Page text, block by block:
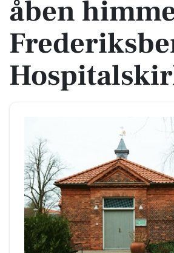
åben